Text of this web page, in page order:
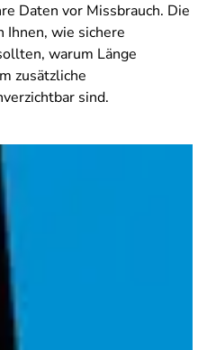
Daten vor Missbrauch. Die
Ihnen, wie sichere
warum Länge
zusätzliche
sind.